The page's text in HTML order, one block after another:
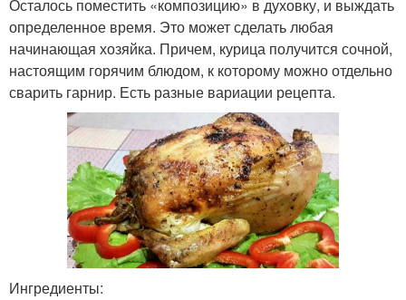
Осталось поместить «композицию» в духовку, и выждать
определенное время. Это может сделать любая
начинающая хозяйка. Причем, курица получится сочной,
настоящим горячим блюдом, к которому можно отдельно
сварить гарнир. Есть разные вариации рецепта.
Ингредиенты: